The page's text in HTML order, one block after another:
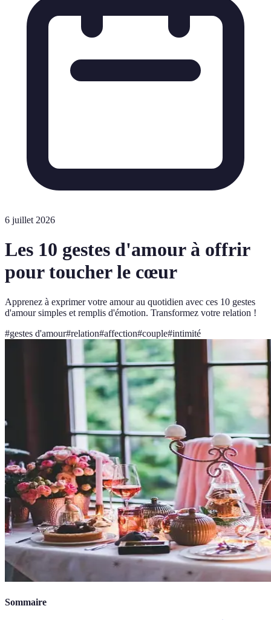
6 juillet 2026
Les 10 gestes d'amour à offrir
pour toucher le cœur
Apprenez à exprimer votre amour au quotidien avec ces 10 gestes
d'amour simples et remplis d'émotion. Transformez votre relation !
#gestes d'amour#relation#affection#couple#intimité
Sommaire